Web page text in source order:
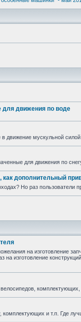
для движения по воде
движение мускульной силой
для движения по
как дополнительный
Но раз пользователи
на изготовление
на изготовление
комплектующих и т.п. Где